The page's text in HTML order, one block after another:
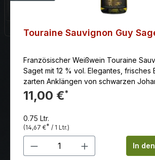
Touraine Sauvignon Guy
Französischer Weißwein Touraine
Saget mit 12 % vol. Elegantes, frisches
zarten Anklängen von schwarzen
und -Blüten.
11,00 €*
0.75 Ltr.
(14,67 €* / 1 Ltr.)
Produkt Anzahl: GibIn